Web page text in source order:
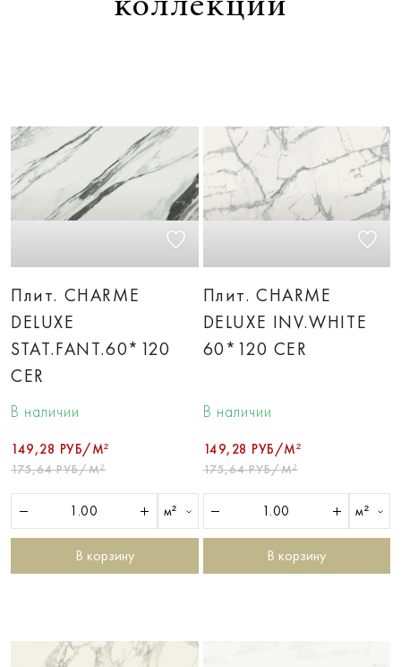
Плит. CHARME
DELUXE
STAT.FANT.60*120
CER
В наличии
149,28 РУБ/М²
175,64 РУБ/М²
м²
В корзину
Плит. CHARME
DELUXE INV.WHITE
60*120 CER
В наличии
149,28 РУБ/М²
175,64 РУБ/М²
м²
В корзину